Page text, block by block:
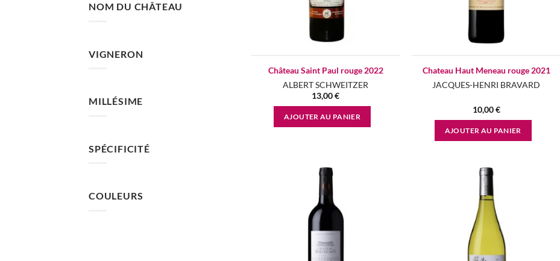
NOM DU CHÂTEAU
VIGNERON
MILLÉSIME
SPÉCIFICITÉ
COULEURS
Château Saint Paul rouge 2022
ALBERT SCHWEITZER
13,00€
AJOUTER AU PANIER
Chateau Haut Meneau rouge 2021
JACQUES-HENRI BRAVARD
10,00€
AJOUTER AU PANIER